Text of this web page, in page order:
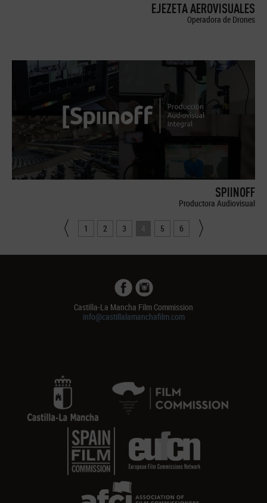
EJEZETA AEROVISUALES
Operadora de Drones
SPIINOFF
Productora Audiovisual
1 2 3 4 5 6
Castilla-La Mancha Film Commission
info@castillalamanchafilm.com